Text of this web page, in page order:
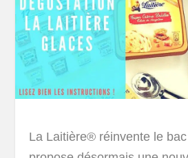
La Laitière® réinvente le